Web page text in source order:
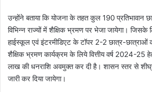
उन्होंने बताया कि योजना के तहत कुल 190 प्रतिभावान
विभिन्न राज्यों में शैक्षिक भ्रमण पर भेजा जायेगा। जिसके
हाईस्कूल एवं इंटरमीडिएट के टॉपर 2-2 छात्र-छात्राओं
शैक्षिक भ्रमण कार्यक्रम के लिये वित्तीय वर्ष 2024-25
लाख की धनराशि अवमुक्त कर दी है। शासन स्तर से
जारी कर दिया जायेगा।